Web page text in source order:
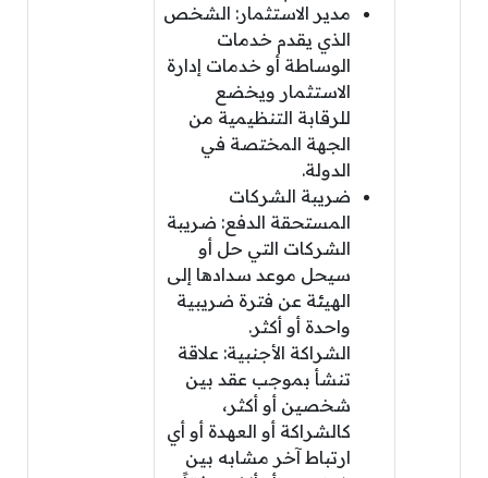
مدير الاستثمار: الشخص
الذي يقدم خدمات
الوساطة أو خدمات إدارة
الاستثمار ويخضع
للرقابة التنظيمية من
الجهة المختصة في
الدولة.
ضريبة الشركات
المستحقة الدفع: ضريبة
الشركات التي حل أو
سيحل موعد سدادها إلى
الهيئة عن فترة ضريبية
واحدة أو أكثر.
الشراكة الأجنبية: علاقة
تنشأ بموجب عقد بين
شخصين أو أكثر،
كالشراكة أو العهدة أو أي
ارتباط آخر مشابه بين